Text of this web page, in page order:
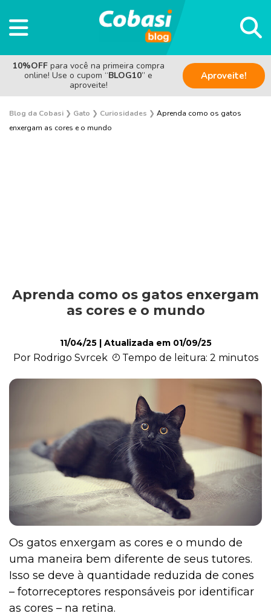
10%OFF para você na primeira compra
online! Use o cupom “BLOG10” e
aproveite!
Aproveite!
Blog da Cobasi ❯ Gato ❯ Curiosidades ❯ Aprenda como os gatos
enxergam as cores e o mundo
Comportamento
Curiosidades
Filhote
Higiene
Saúde
Aprenda como os gatos enxergam
as cores e o mundo
11/04/25| Atualizada em 01/09/25
Por Rodrigo Svrcek Tempo de leitura: 2 minutos
Os gatos enxergam as cores e o mundo de
uma maneira bem diferente de seus tutores.
Isso se deve à quantidade reduzida de cones
– fotorreceptores responsáveis por identificar
as cores – na retina.